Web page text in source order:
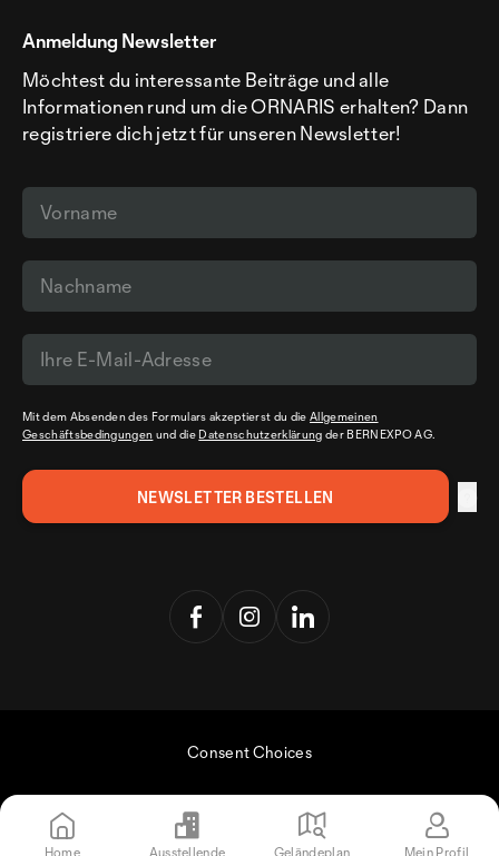
Anmeldung Newsletter
Möchtest du interessante Beiträge und alle
Informationen rund um die ORNARIS erhalten? Dann
registriere dich jetzt für unseren Newsletter!
Mit dem Absenden des Formulars akzeptierst du dieAllgemeinen
Geschäftsbedingungen und die Datenschutzerklärung der BERNEXPO AG.
Consent Choices
Home Ausstellende Geländeplan Mein Profil